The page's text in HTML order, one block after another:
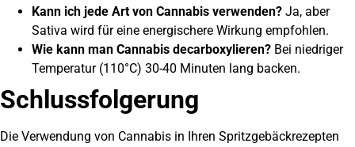
Kann ich jede Art von Cannabis verwenden? Ja, aber
Sativa wird für eine energischere Wirkung empfohlen.
Wie kann man Cannabis decarboxylieren? Bei niedriger
Temperatur (110°C) 30-40 Minuten lang backen.
Schlussfolgerung
Die Verwendung von Cannabis in Ihren Spritzgebäckrezepten